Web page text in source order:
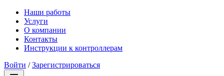
Наши работы
Услуги
О компании
Контакты
Инструкции к контроллерам
Войти /Зарегистрироваться